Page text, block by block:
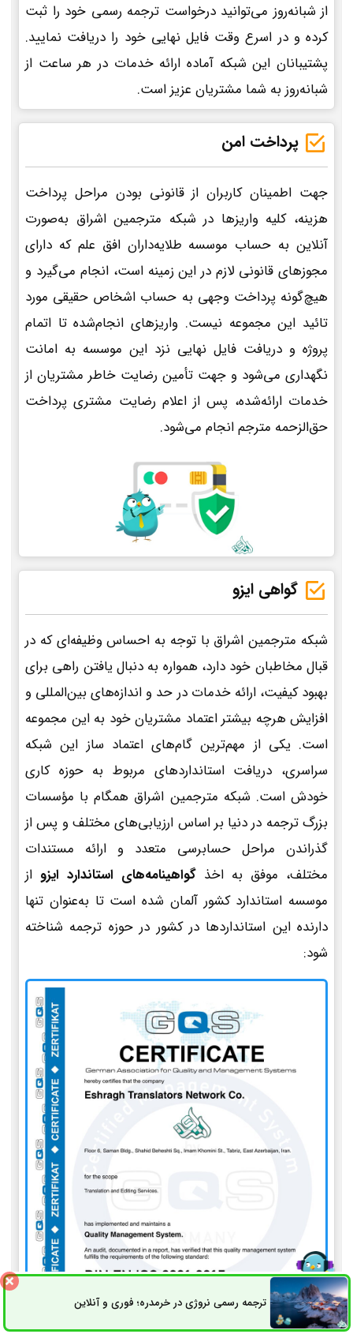
از شبانه‌روز می‌توانید درخواست ترجمه رسمی خود را ثبت
کرده و در اسرع وقت فایل نهایی خود را دریافت نمایید.
پشتیبانان این شبکه آماده ارائه خدمات در هر ساعت از
شبانه‌روز به شما مشتریان عزیز است.
پرداخت امن
جهت اطمینان کاربران از قانونی بودن مراحل پرداخت
هزینه، کلیه واریزها در شبکه مترجمین اشراق به‌صورت
آنلاین به حساب موسسه طلایه‌داران افق علم که دارای
مجوزهای قانونی لازم در این زمینه است، انجام می‌گیرد و
هیچ‌گونه پرداخت وجهی به حساب اشخاص حقیقی مورد
تائید این مجموعه نیست. واریزهای انجام‌شده تا اتمام
پروژه و دریافت فایل نهایی نزد این موسسه به امانت
نگهداری می‌شود و جهت تأمین رضایت خاطر مشتریان از
خدمات ارائه‌شده، پس از اعلام رضایت مشتری پرداخت
حق‌الزحمه مترجم انجام می‌شود.
گواهی ایزو
شبکه مترجمین اشراق با توجه به احساس وظیفه‌ای که در
قبال مخاطبان خود دارد، همواره به دنبال یافتن راهی برای
بهبود کیفیت، ارائه خدمات در حد و اندازه‌های بین‌المللی و
افزایش هرچه بیشتر اعتماد مشتریان خود به این مجموعه
است. یکی از مهم‌ترین گام‌های اعتماد ساز این شبکه
سراسری، دریافت استانداردهای مربوط به حوزه کاری
خودش است. شبکه مترجمین اشراق همگام با مؤسسات
بزرگ ترجمه در دنیا بر اساس ارزیابی‌های مختلف و پس از
گذراندن مراحل حسابرسی متعدد و ارائه مستندات
مختلف، موفق به اخذ گواهینامه‌های استاندارد ایزو از
موسسه استاندارد کشور آلمان شده است تا به‌عنوان تنها
دارنده این استانداردها در کشور در حوزه ترجمه شناخته
شود:
ترجمه رسمی نروژی در خرمدره؛ فوری و آنلاینثبت سفارش راه های ارتباطی